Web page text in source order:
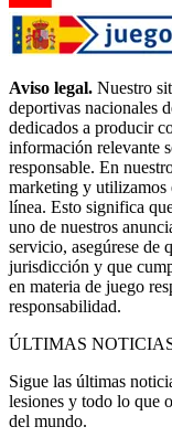
Aviso legal. Nuestro
deportivas nacionales
dedicados a producir
información relevante
responsable. En
marketing y utilizamos
línea. Esto significa
uno de nuestros
servicio, asegúrese de
jurisdicción y que
en materia de juego
responsabilidad.
ÚLTIMAS
Sigue las últimas
lesiones y todo lo que
del mundo.